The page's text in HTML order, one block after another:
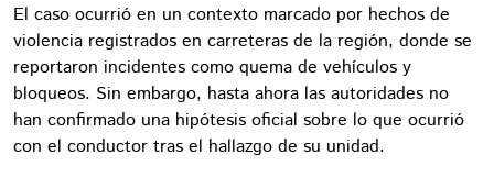
El caso ocurrió en un contexto marcado por hechos de
violencia registrados en carreteras de la región, donde se
reportaron incidentes como quema de vehículos y
bloqueos. Sin embargo, hasta ahora las autoridades no
han confirmado una hipótesis oficial sobre lo que ocurrió
con el conductor tras el hallazgo de su unidad.